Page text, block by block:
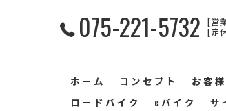
075-221-5732 [営
[定
ホーム コンセプト お客
ロードバイク
eバイク サ